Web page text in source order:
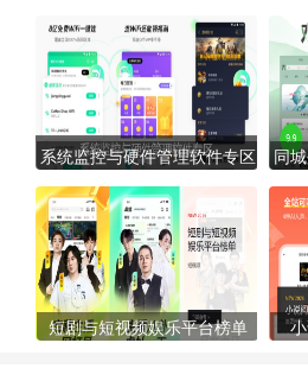
系统监控与硬件管理软件专区 同
短剧与短视频娱乐平台榜单